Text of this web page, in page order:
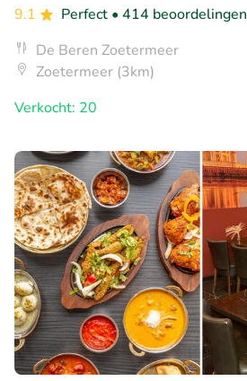
9.1
Perfect • 414 beoordelingen
De Beren Zoetermeer
Zoetermeer (3km)
Verkocht: 20